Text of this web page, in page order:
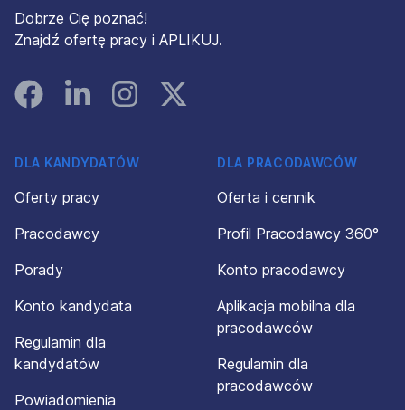
Dobrze Cię poznać!
Znajdź ofertę pracy i APLIKUJ.
FacebookLinked InInstagramInstagram
DLA KANDYDATÓW
Oferty pracy
Pracodawcy
Porady
Konto kandydata
Regulamin dla
kandydatów
Powiadomienia
DLA PRACODAWCÓW
Oferta i cennik
Profil Pracodawcy 360°
Konto pracodawcy
Aplikacja mobilna dla
pracodawców
Regulamin dla
pracodawców